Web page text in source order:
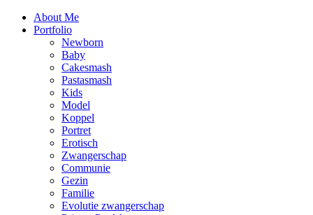
About Me
Portfolio
Newborn
Baby
Cakesmash
Pastasmash
Kids
Model
Koppel
Portret
Erotisch
Zwangerschap
Communie
Gezin
Familie
Evolutie zwangerschap